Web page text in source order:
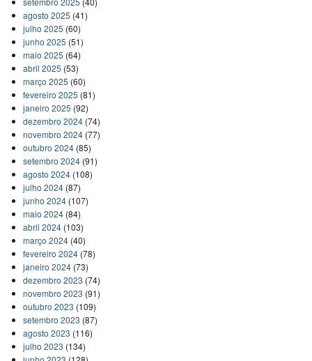
agosto 2025 (41)
julho 2025 (60)
junho 2025 (51)
maio 2025 (64)
abril 2025 (53)
março 2025 (60)
fevereiro 2025 (81)
janeiro 2025 (92)
dezembro 2024(74)
novembro 2024(77)
outubro 2024(85)
setembro 2024(91)
agosto 2024(108)
julho 2024(87)
junho 2024(107)
maio 2024(84)
abril 2024(103)
março 2024(40)
fevereiro 2024(78)
janeiro 2024(73)
dezembro 2023 (74)
novembro 2023 (91)
outubro 2023 (109)
setembro 2023 (87)
agosto 2023 (116)
julho 2023 (134)